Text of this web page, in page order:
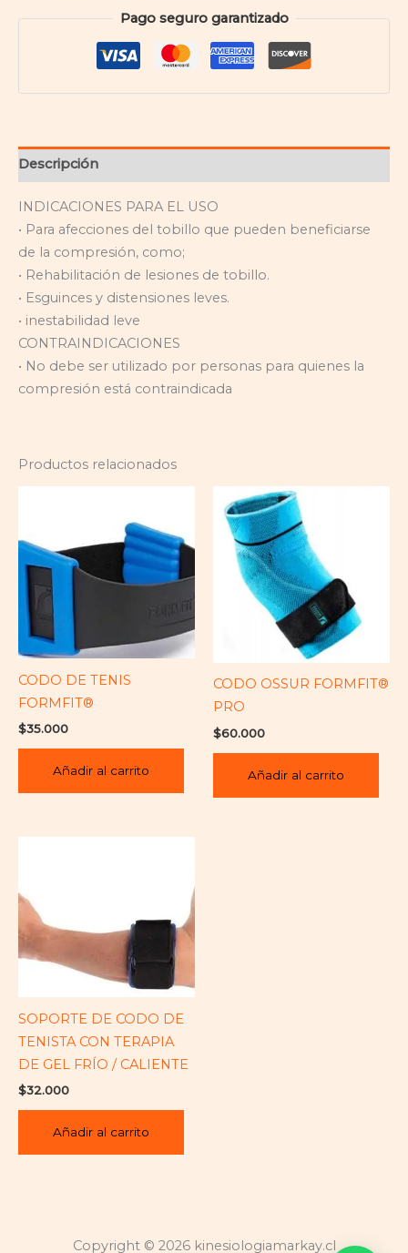
Pago seguro garantizado
Descripción
INDICACIONES PARA EL USO
• Para afecciones del tobillo que pueden beneficiarse
de la compresión, como;
• Rehabilitación de lesiones de tobillo.
• Esguinces y distensiones leves.
• inestabilidad leve
CONTRAINDICACIONES
• No debe ser utilizado por personas para quienes la
compresión está contraindicada
Productos relacionados
CODO DE TENIS
FORMFIT®
$35.000
Añadir al carrito
CODO OSSUR FORMFIT®
PRO
$60.000
Añadir al carrito
SOPORTE DE CODO DE
TENISTA CON TERAPIA
DE GEL FRÍO / CALIENTE
$32.000
Añadir al carrito
Copyright © 2026 kinesiologiamarkay.cl